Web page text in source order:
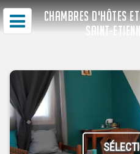
CHAMBRES D'HÔTES
SAINT-